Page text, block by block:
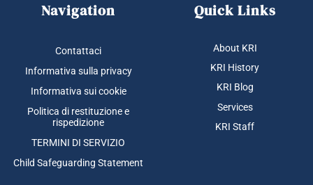
Navigation
Contattaci
Informativa sulla privacy
Informativa sui cookie
Politica di restituzione e
rispedizione
TERMINI DI SERVIZIO
Child Safeguarding Statement
Quick Links
About KRI
KRI History
KRI Blog
Services
KRI Staff